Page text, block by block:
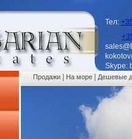
Тел:
Skype:
Продажи На море Дешевые